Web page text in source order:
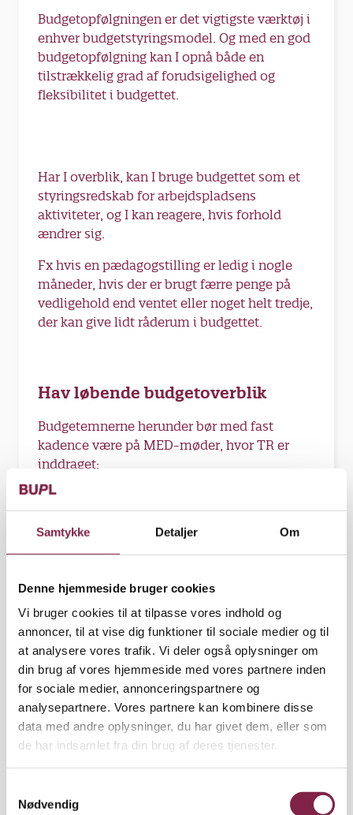
Samtykke Detaljer Om
Denne hjemmeside bruger cookies
Vi bruger cookies til at tilpasse vores indhold og
annoncer, til at vise dig funktioner til sociale medier og til
at analysere vores trafik. Vi deler også oplysninger om
din brug af vores hjemmeside med vores partnere inden
for sociale medier, annonceringspartnere og
analysepartnere. Vores partnere kan kombinere disse
data med andre oplysninger, du har givet dem, eller som
de har indsamlet fra din brug af deres tjenester.
Nødvendig
Budgetopfølgningen er det vigtigste værktøj i
enhver budgetstyringsmodel. Og med en god
budgetopfølgning kan I opnå både en
tilstrækkelig grad af forudsigelighed og
fleksibilitet i budgettet.
Har I overblik, kan I bruge budgettet som et
styringsredskab for arbejdspladsens
aktiviteter, og I kan reagere, hvis forhold
ændrer sig.
Fx hvis en pædagogstilling er ledig i nogle
måneder, hvis der er brugt færre penge på
vedligehold end ventet eller noget helt tredje,
der kan give lidt råderum i budgettet.
Hav løbende budgetoverblik
Budgetemnerne herunder bør med fast
kadence være på MED-møder, hvor TR er
inddraget:
Andre bevægelige budgetparametre, fx
børnetallet.
Vikarforbrug.
Forbrug på øvrige konti.
En endnu længere emnerække kan efter
behov på arbejdspladsen også være en del af
fælles budgetopfølgning: Fx implementering
feriepenge, lokal løndannelse, konsekvenser